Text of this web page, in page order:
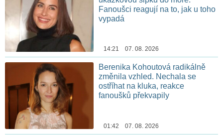
Fanoušci reagují na to, jak u toho
vypadá
14:21 07. 08. 2026
Berenika Kohoutová radikálně
změnila vzhled. Nechala se
ostříhat na kluka, reakce
fanoušků překvapily
01:42 07. 08. 2026